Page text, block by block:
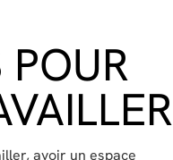
avoir un espace